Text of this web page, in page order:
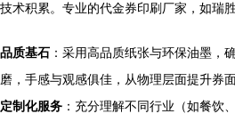
技术积累。专业的代金券印刷厂家，如瑞
品质基石 ：采用高品质纸张与环保油墨，
磨，手感与观感俱佳，从物理层面提升券面
定制化服务 ：充分理解不同行业（如餐饮